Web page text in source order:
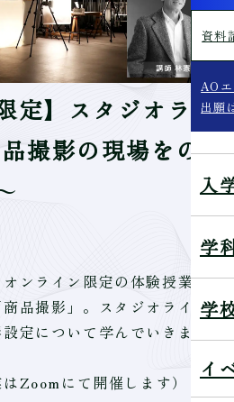
資料
AO
出願
入
学
学
イ
定】スタジオライ
撮影の現場をの
ンライン限定の体験授業で
品撮影」。スタジオライテ
定について学んでいきま
Zoomにて開催します）